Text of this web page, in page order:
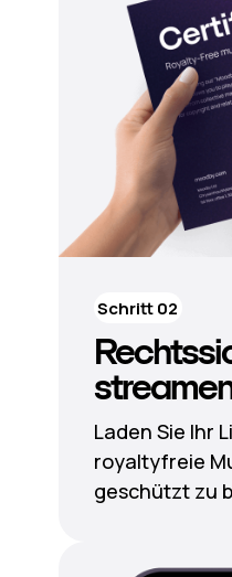
Laden Sie Ihr
royaltyfreie
geschützt zu
Schritt 02